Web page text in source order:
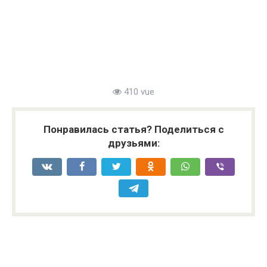
410 vue
Понравилась статья? Поделиться с
друзьями: